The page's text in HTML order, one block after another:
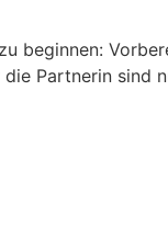
beginnen:
Partnerin sind